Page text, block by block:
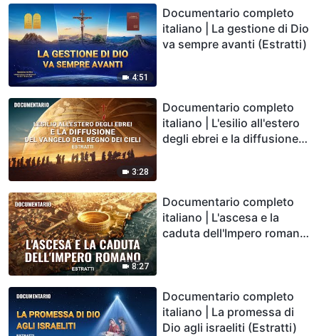
4:51
Documentario completo
italiano | La gestione di Dio
va sempre avanti (Estratti)
3:28
Documentario completo
italiano | L'esilio all'estero
degli ebrei e la diffusione
8:27
Documentario completo
italiano | L'ascesa e la
caduta dell'Impero romano
Documentario completo
italiano | La promessa di
Dio agli israeliti (Estratti)